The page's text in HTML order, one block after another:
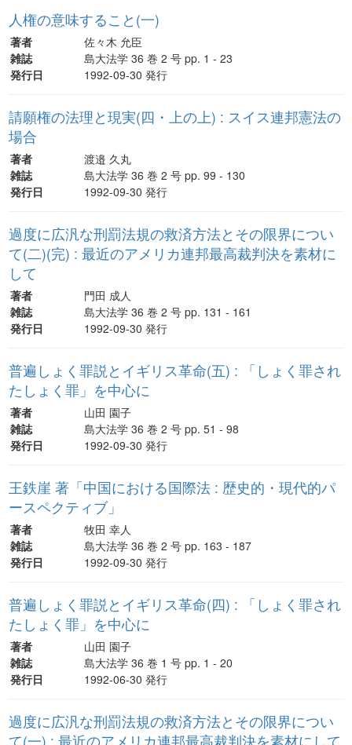
人権の意味すること(一)
著者
佐々木 允臣
雑誌
島大法学 36 巻 2 号 pp. 1 - 23
発行日
1992-09-30 発行
請願権の法理と現実(四・上の上) : スイス連邦憲法の
場合
著者
渡邉 久丸
雑誌
島大法学 36 巻 2 号 pp. 99 - 130
発行日
1992-09-30 発行
過度に広汎な刑罰法規の救済方法とその限界につい
て(二)(完) : 最近のアメリカ連邦最高裁判決を素材に
して
著者
門田 成人
雑誌
島大法学 36 巻 2 号 pp. 131 - 161
発行日
1992-09-30 発行
普遍しょく罪説とイギリス革命(五) : 「しょく罪され
たしょく罪」を中心に
著者
山田 園子
雑誌
島大法学 36 巻 2 号 pp. 51 - 98
発行日
1992-09-30 発行
王鉄崖 著「中国における国際法 : 歴史的・現代的パ
ースペクティブ」
著者
牧田 幸人
雑誌
島大法学 36 巻 2 号 pp. 163 - 187
発行日
1992-09-30 発行
普遍しょく罪説とイギリス革命(四) : 「しょく罪され
たしょく罪」を中心に
著者
山田 園子
雑誌
島大法学 36 巻 1 号 pp. 1 - 20
発行日
1992-06-30 発行
過度に広汎な刑罰法規の救済方法とその限界につい
て(一) : 最近のアメリカ連邦最高裁判決を素材にして